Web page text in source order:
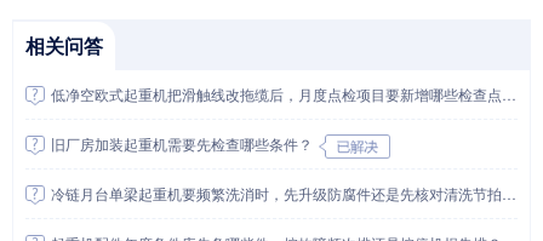
相关问答
低净空欧式起重机把滑触线改拖缆后，月度点检项目要新增哪些检查点？
旧厂房加装起重机需要先检查哪些条件？
冷链月台单梁起重机要频繁洗消时，先升级防腐件还是先核对清洗节拍和断电挂牌流程？